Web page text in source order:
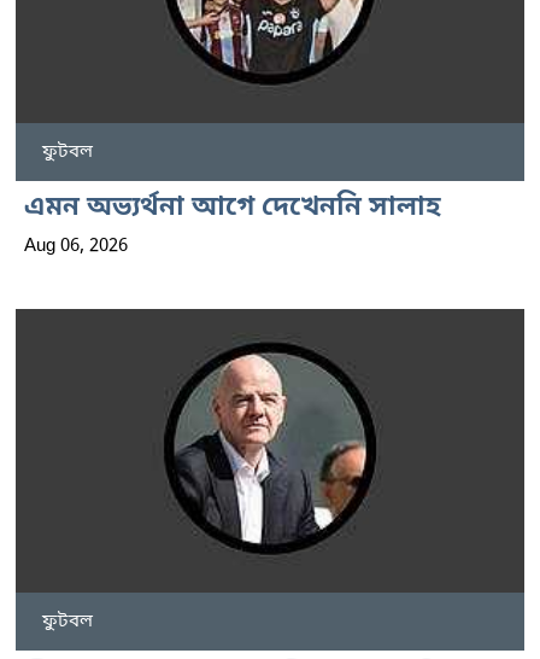
ফুটবল
এমন অভ্যর্থনা আগে দেখেননি সালাহ
Aug 06, 2026
ফুটবল